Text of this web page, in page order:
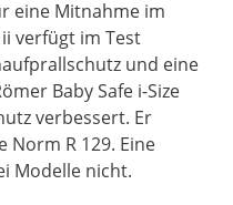
eine Mitnahme im
ii verfügt im Test
und eine
Baby Safe i-Size
verbessert. Er
Norm R 129. Eine
Modelle nicht.